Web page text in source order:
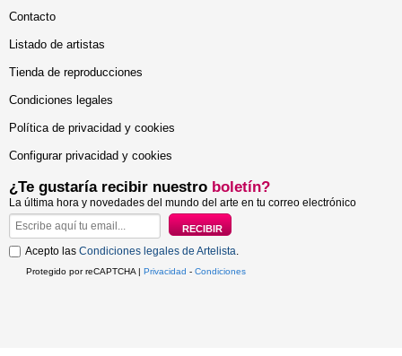
Contacto
Listado de artistas
Tienda de reproducciones
Condiciones legales
Política de privacidad y cookies
Configurar privacidad y cookies
¿Te gustaría recibir nuestro boletín?
La última hora y novedades del mundo del arte en tu correo electrónico
Acepto las Condiciones legales de Artelista.
Protegido por reCAPTCHA | Privacidad - Condiciones